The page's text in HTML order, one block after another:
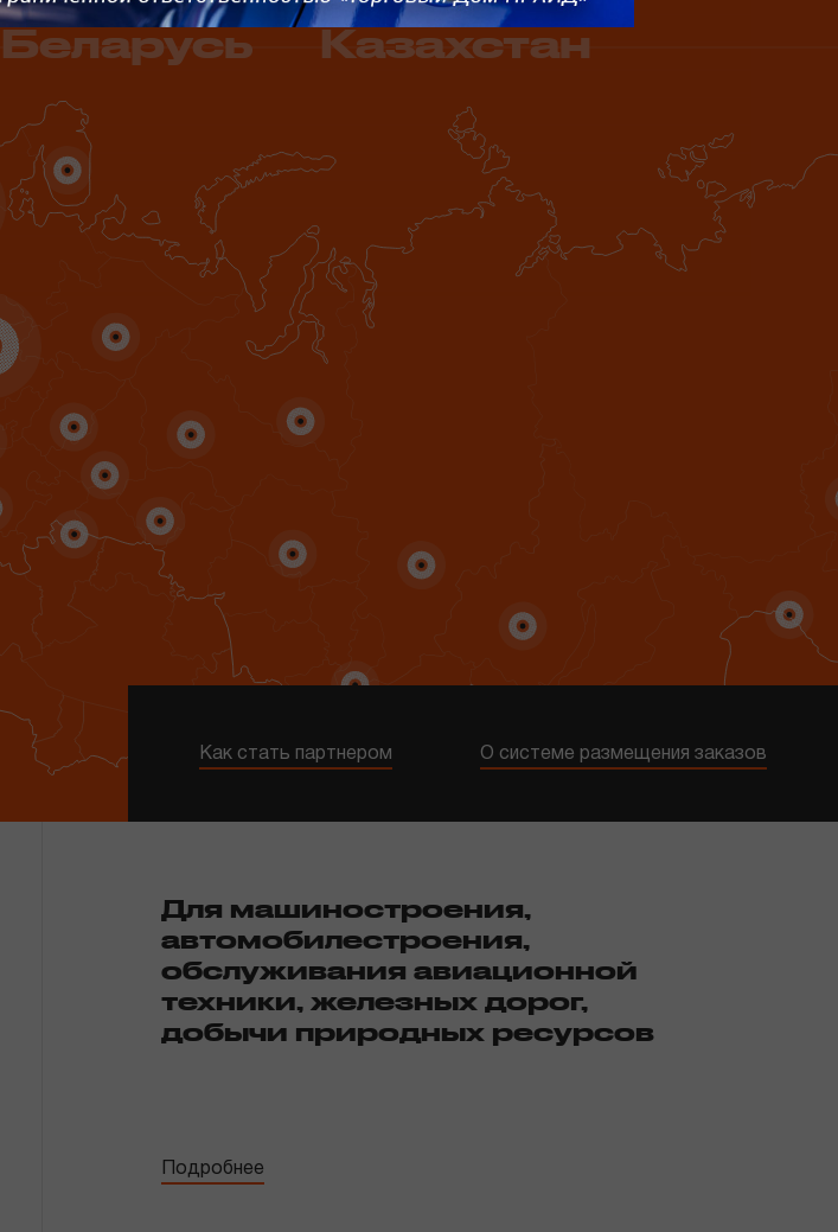
Беларусь Казахстан
Как стать партнером О системе размещения заказов
Для машиностроения,
автомобилестроения,
обслуживания авиационной
техники, железных дорог,
добычи природных ресурсов
Подробнее